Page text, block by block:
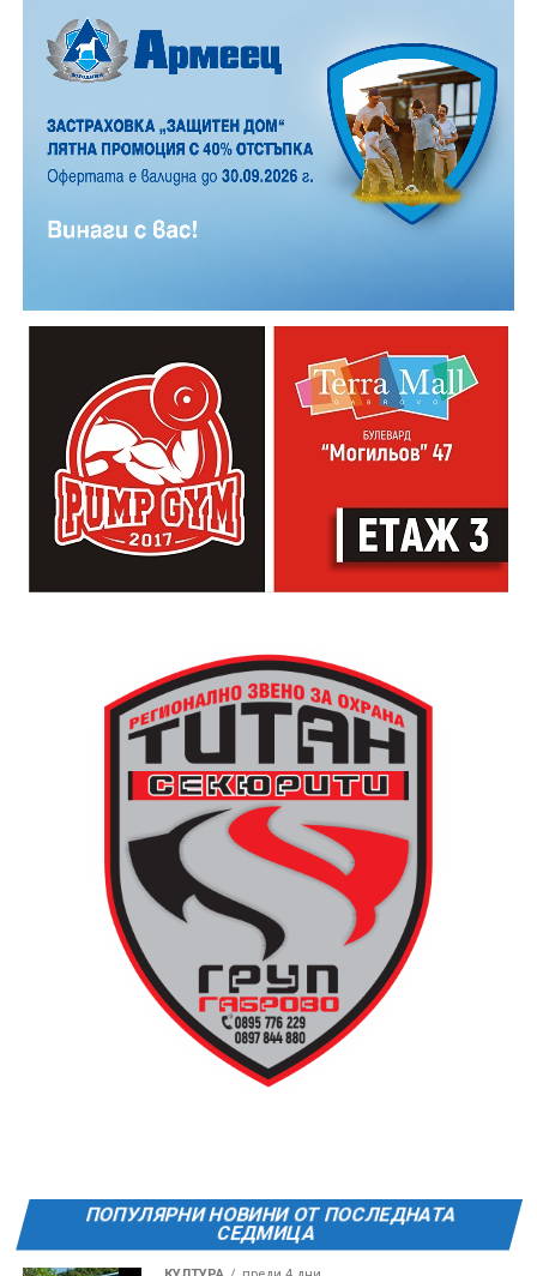
12 АВГУСТ (сряда)
19:00ч. „Книга за книга“ – донеси книга, вземи си
друга, обсъди заглавия и автори с други читатели
20:00ч. Концерт на група МОЛЕЦ, GoGo,
Zov&Vakavliev, Toria
21:30ч. Коктейли и музика
13 АВГУСТ (четвъртък)
19:00ч Групова тренировка с Йоанна Петрова от
20:00ч. Куиз вечер за обща култура
21:30ч. Прожекция на филма “Брънч за начинаещи”
Ще бъде хубаво – не някога и някъде, а тук и сега!
които свират на китара, да се включат – независимо
от професионалното им ниво. Събитието е различно
– то не е концерт, а споделено преживяване, в което
всеки участва по свой начин. Няма сцена или
официална програма, няма предварително обявени
изпълнители и разделение между публика и
артисти. Всеки е добре дошъл да пее, свири или
просто да преживее звездопад, изпълнен с музика,
падащи звезди и желания.
транспорт до местността Градище. Електрическият
автобус ще тръгне в 19:30 ч. от пл. „Възраждане“, а
обратно към града в 00:00 ч. – от паркинга до
поляната. Вземете със себе си връхна дреха и одеяло
или шалте! За повече информация тел. 0887907075.
ПОПУЛЯРНИ НОВИНИ ОТ ПОСЛЕДНАТА
СЕДМИЦА